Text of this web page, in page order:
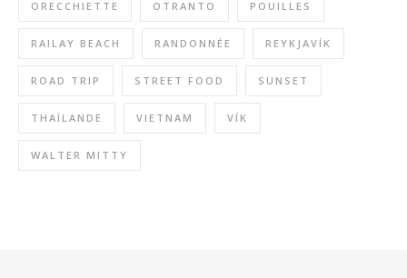
ORECCHIETTE OTRANTO POUILLES
RAILAY BEACH RANDONNÉE REYKJAVÍK
ROAD TRIP STREET FOOD SUNSET
THAÏLANDE VIETNAM VÍK
WALTER MITTY